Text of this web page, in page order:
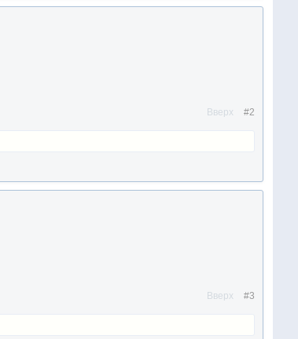
#2
Вверх
#3
Вверх